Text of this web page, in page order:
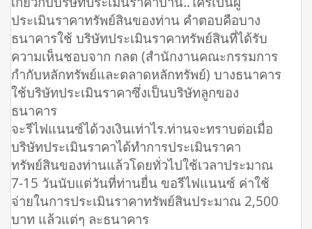
ประเมินราคาทรัพย์สินของท่าน คำตอบคือบาง
ธนาคารใช้ บริษัทประเมินราคาทรัพย์สินที่ได้รับ
ความเห็นชอบจาก กลต (สำนักงานคณะกรรมการ
กำกับหลักทรัพย์และตลาดหลักทรัพย์) บางธนาคาร
ใช้บริษัทประเมินราคาซึ่งเป็นบริษัทลูกของ
ธนาคาร
จะรีไฟแนนซ์ได้วงเงินเท่าไร.ท่านจะทราบต่อเมื่อ
บริษัทประเมินราคาได้ทำการประเมินราคา
ทรัพย์สินของท่านแล้วโดยทั่วไปใช้เวลาประมาณ
7-15 วันนับแต่วันที่ท่านยื่น ขอรีไฟแนนซ์ ค่าใช้
จ่ายในการประเมินราคาทรัพย์สินประมาณ 2,500
บาท แล้วแต่ๆ ละธนาคาร